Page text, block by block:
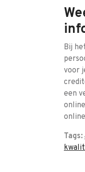
Bij
voor
een
Tags: